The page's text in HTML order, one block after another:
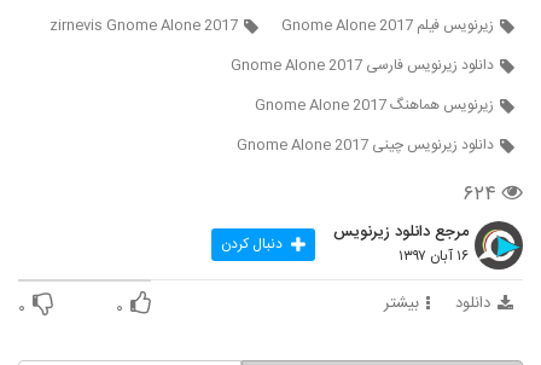
زیرنویس فیلم Gnome Alone 2017
zirnevis Gnome Alone 2017
دانلود زیرنویس فارسی Gnome Alone 2017
زیرنویس هماهنگ Gnome Alone 2017
دانلود زیرنویس چینی Gnome Alone 2017
۶۲۴
مرجع دانلود زیرنویس
۱۶ آبان ۱۳۹۷ دنبال کردن
دانلود بیشتر ۰ ۰